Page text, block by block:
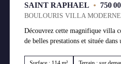
SAINT RAPHAEL • 750
BOULOURIS VILLA MODERNE
Découvrez cette magnifique villa
de belles prestations et située dans